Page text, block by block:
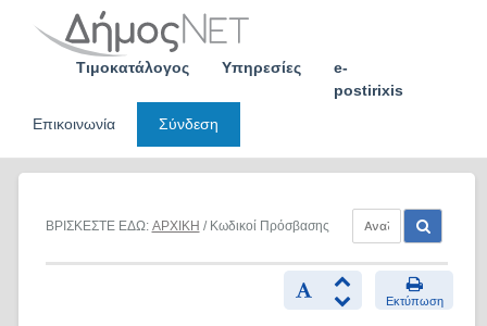
Τιμοκατάλογος Υπηρεσίες
e-
postirixis
Επικοινωνία
Σύνδεση
ΒΡΙΣΚΕΣΤΕ ΕΔΩ: ΑΡΧΙΚΗ / Κωδικοί Πρόσβασης
Εκτύπωση